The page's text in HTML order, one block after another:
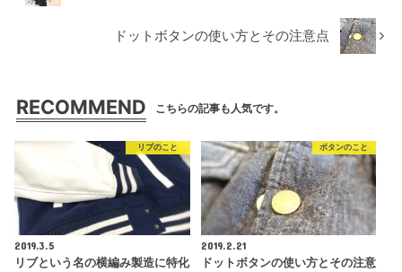
ドットボタンの使い方とその注意点
RECOMMEND こちらの記事も人気です。
リブのこと
2019.3.5
リブという名の横編み製造に特化
ボタンのこと
2019.2.21
ドットボタンの使い方とその注意